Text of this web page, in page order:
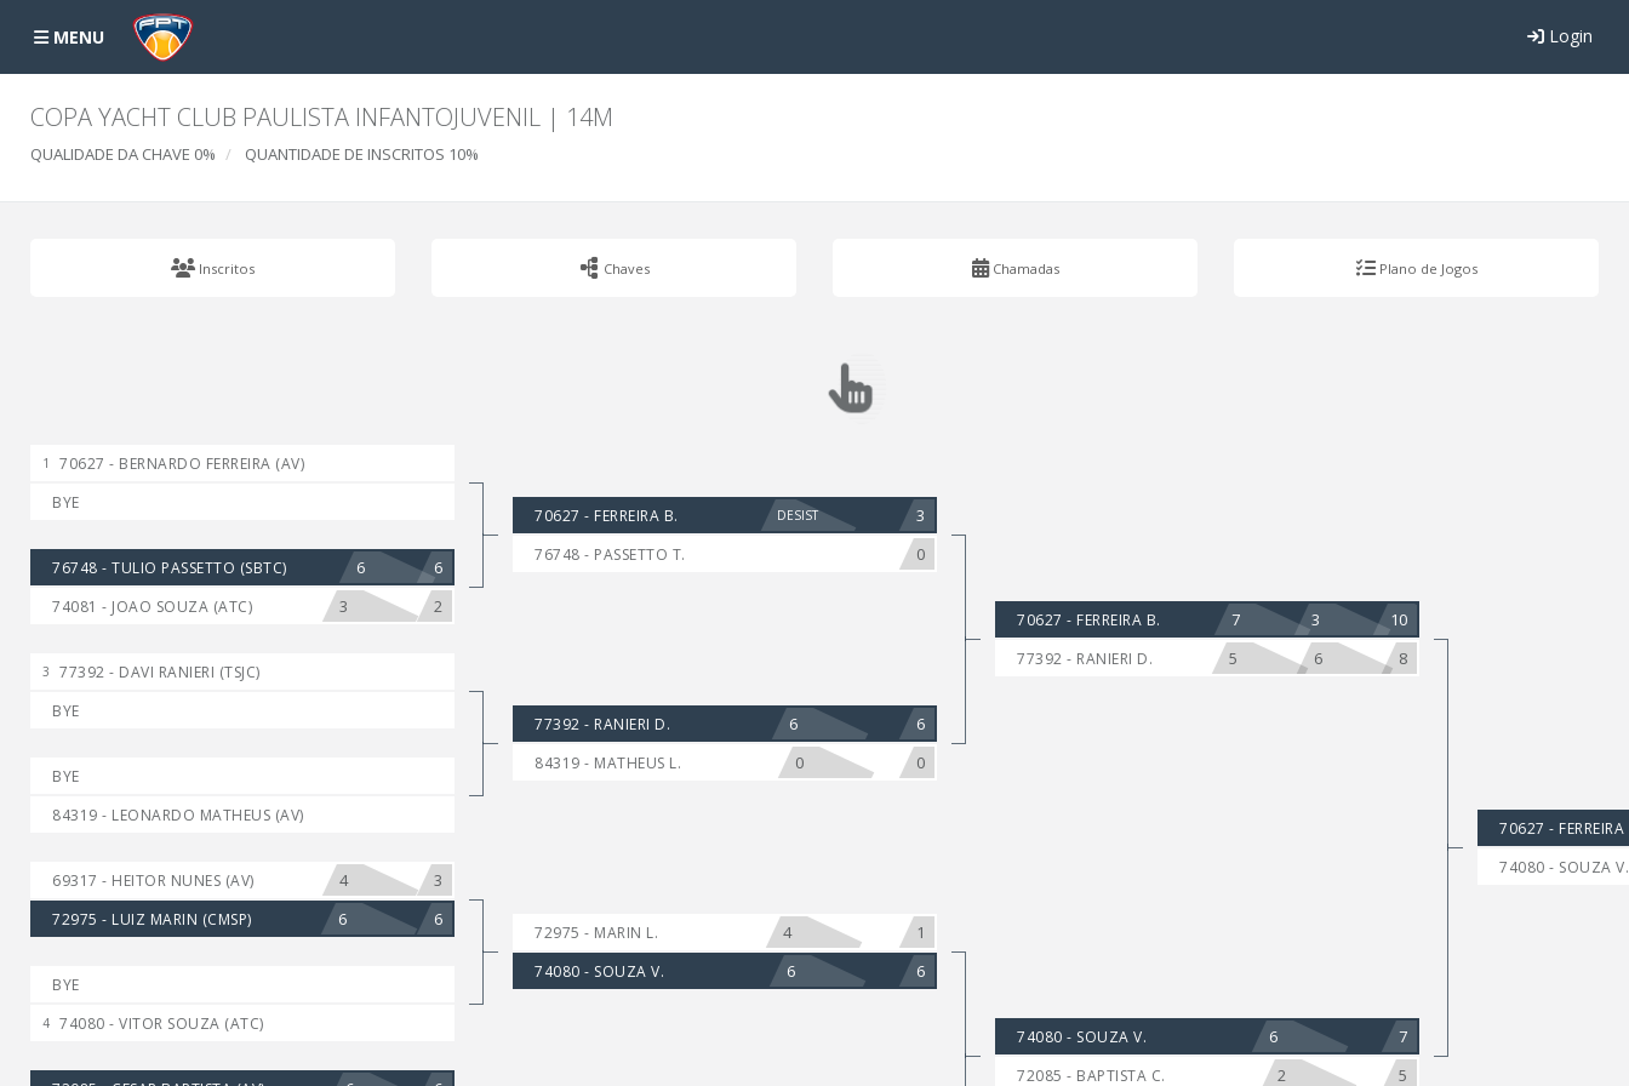
MENU Login
COPA YACHT CLUB PAULISTA INFANTOJUVENIL | 14M
QUALIDADE DA CHAVE 0% QUANTIDADE DE INSCRITOS 10%
Inscritos Chaves Chamadas Plano de Jogos
1
70627 - BERNARDO FERREIRA (AV)
BYE
76748 - TULIO PASSETTO (SBTC) 6 6
74081 - JOAO SOUZA (ATC) 3 2
3
77392 - DAVI RANIERI (TSJC)
BYE
BYE
84319 - LEONARDO MATHEUS (AV)
69317 - HEITOR NUNES (AV) 4 3
72975 - LUIZ MARIN (CMSP) 6 6
BYE
4 74080 - VITOR SOUZA (ATC)
70627 - FERREIRA B. DESIST 3
76748 - PASSETTO T. 0
77392 - RANIERI D. 6 6
84319 - MATHEUS L. 0 0
72975 - MARIN L. 4 1
74080 - SOUZA V. 6 6
70627 - FERREIRA B. 7 3 10
77392 - RANIERI D. 5 6 8
74080 - SOUZA V. 6 7
72085 - BAPTISTA C. 2 5
70627 - FERREIRA
74080 - SOUZA V.